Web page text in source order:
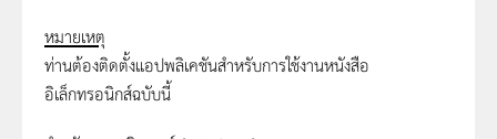
หมายเหตุ
ท่านต้องติดตั้งแอปพลิเคชันสำหรับการใช้งานหนังสือ
อิเล็กทรอนิกส์ฉบับนี้